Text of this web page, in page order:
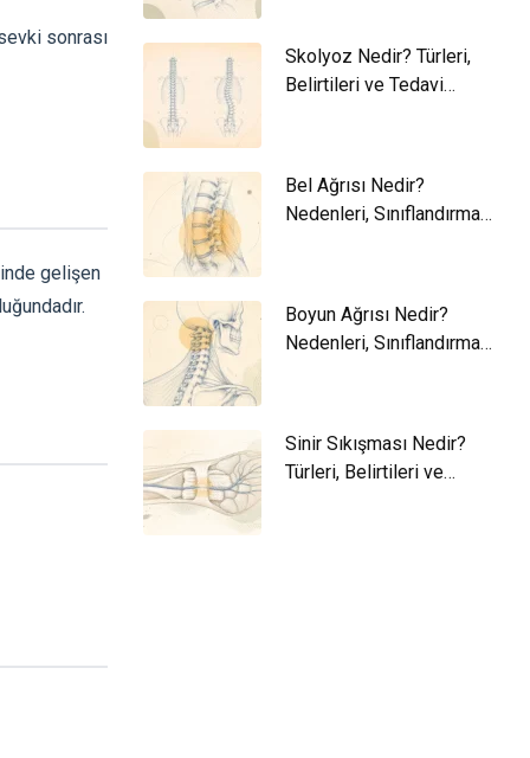
sonrası
gelişen
Skolyoz Nedir? Türleri,
Belirtileri ve Tedavi
Bel Ağrısı Nedir?
Nedenleri, Sınıflandırması
Boyun Ağrısı Nedir?
Nedenleri, Sınıflandırma
Sinir Sıkışması Nedir?
Türleri, Belirtileri ve